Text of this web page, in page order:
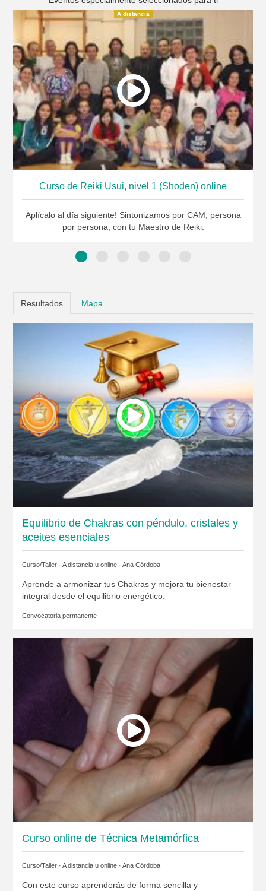
Curso de Reiki Usui, nivel 1 (Shoden) online
Aplícalo al día siguiente! Sintonizamos por CAM, persona
por persona, con tu Maestro de Reiki.
A distancia
Resultados Mapa
Equilibrio de Chakras con péndulo, cristales y
aceites esenciales
Curso/Taller · A distancia u online · Ana Córdoba
Aprende a armonizar tus Chakras y mejora tu bienestar
integral desde el equilibrio energético.
Convocatoria permanente
Curso online de Técnica Metamórfica
Curso/Taller · A distancia u online · Ana Córdoba
Con este curso aprenderás de forma sencilla y